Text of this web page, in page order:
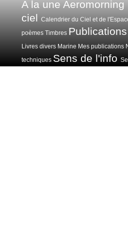
A la une Aeromorning
ciel Calendrier du Ciel et de
poèmes Timbres Publications
Livres divers Marine Mes publications
techniques Sens de l'info